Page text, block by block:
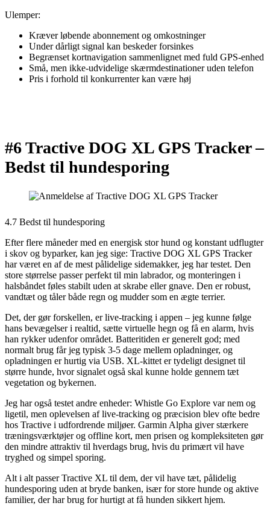
Ulemper:
Kræver løbende abonnement og omkostninger
Under dårligt signal kan beskeder forsinkes
Begrænset kortnavigation sammenlignet med fuld GPS-enhed
Små, men ikke-udvidelige skærmdestinationer uden telefon
Pris i forhold til konkurrenter kan være høj
#6 Tractive DOG XL GPS Tracker –
Bedst til hundesporing
4.7 Bedst til hundesporing
Efter flere måneder med en energisk stor hund og konstant udflugter
i skov og byparker, kan jeg sige: Tractive DOG XL GPS Tracker
har været en af de mest pålidelige sidemakker, jeg har testet. Den
store størrelse passer perfekt til min labrador, og monteringen i
halsbåndet føles stabilt uden at skrabe eller gnave. Den er robust,
vandtæt og tåler både regn og mudder som en ægte terrier.
Det, der gør forskellen, er live-tracking i appen – jeg kunne følge
hans bevægelser i realtid, sætte virtuelle hegn og få en alarm, hvis
han rykker udenfor området. Batteritiden er generelt god; med
normalt brug får jeg typisk 3-5 dage mellem opladninger, og
opladningen er hurtig via USB. XL-kittet er tydeligt designet til
større hunde, hvor signalet også skal kunne holde gennem tæt
vegetation og bykernen.
Jeg har også testet andre enheder: Whistle Go Explore var nem og
ligetil, men oplevelsen af live-tracking og præcision blev ofte bedre
hos Tractive i udfordrende miljøer. Garmin Alpha giver stærkere
træningsværktøjer og offline kort, men prisen og kompleksiteten gør
den mindre attraktiv til hverdags brug, hvis du primært vil have
tryghed og simpel sporing.
Alt i alt passer Tractive XL til dem, der vil have tæt, pålidelig
hundesporing uden at bryde banken, især for store hunde og aktive
familier, der har brug for hurtigt at få hunden sikkert hjem.